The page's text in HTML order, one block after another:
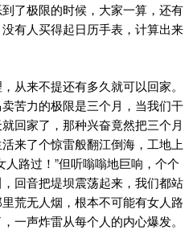
了极限的时候，大家一算，还有
有人买得起日历手表，计算出来
从来不提还有多久就可以回家。
苦力的极限是三个月，当我们干
回家了，那种兴奋竟然把三个月
来了个惊雷般翻江倒海，工地上
路过！”但听嗡嗡地巨响，个个
回音把堤坝震荡起来，我们都站
荒无人烟，根本不可能有女人路
一声炸雷从每个人的内心爆发。